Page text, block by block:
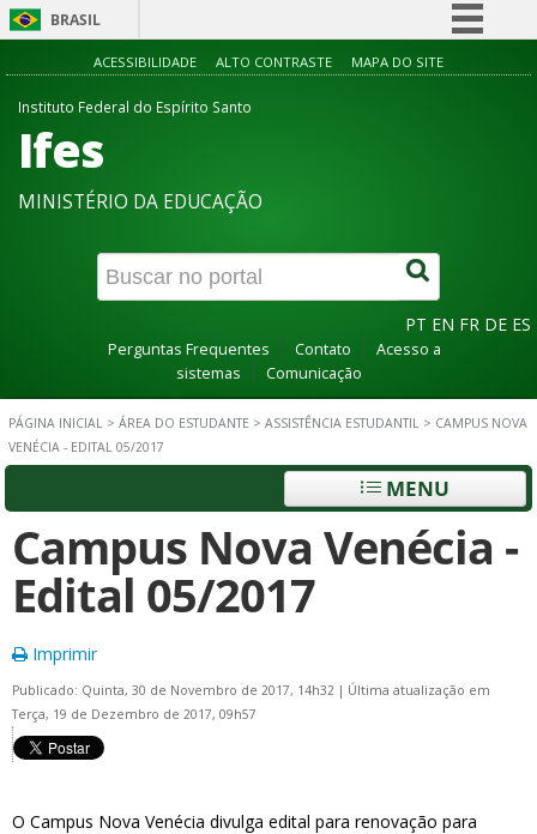
BRASIL
Simplifique!
Canais
ACESSIBILIDADE ALTO CONTRASTE MAPA DO SITE
Instituto Federal do Espírito Santo
Ifes
MINISTÉRIO DA EDUCAÇÃO
PT EN FR DE ES
Perguntas Frequentes Contato
Acesso a
sistemas
Comunicação
PÁGINA INICIAL > ÁREA DO ESTUDANTE > ASSISTÊNCIA ESTUDANTIL > CAMPUS NOVA
VENÉCIA - EDITAL 05/2017
MENU
Campus Nova Venécia -
Edital 05/2017
Imprimir
Publicado: Quinta, 30 de Novembro de 2017, 14h32 | Última atualização em
Terça, 19 de Dezembro de 2017, 09h57
O Campus Nova Venécia divulga edital para renovação para